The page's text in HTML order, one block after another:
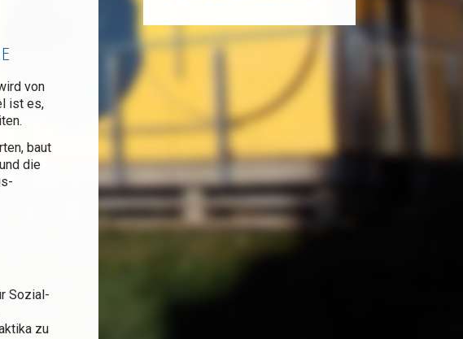
von
ist es,
baut
die
Sozial-
zu